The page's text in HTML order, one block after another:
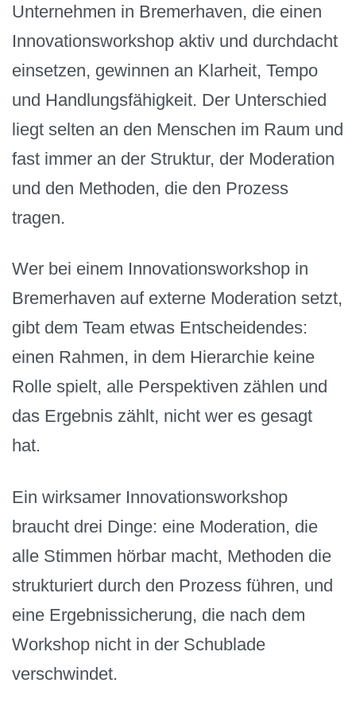
Unternehmen in Bremerhaven, die einen
Innovationsworkshop aktiv und durchdacht
einsetzen, gewinnen an Klarheit, Tempo
und Handlungsfähigkeit. Der Unterschied
liegt selten an den Menschen im Raum und
fast immer an der Struktur, der Moderation
und den Methoden, die den Prozess
tragen.
Wer bei einem Innovationsworkshop in
Bremerhaven auf externe Moderation setzt,
gibt dem Team etwas Entscheidendes:
einen Rahmen, in dem Hierarchie keine
Rolle spielt, alle Perspektiven zählen und
das Ergebnis zählt, nicht wer es gesagt
hat.
Ein wirksamer Innovationsworkshop
braucht drei Dinge: eine Moderation, die
alle Stimmen hörbar macht, Methoden die
strukturiert durch den Prozess führen, und
eine Ergebnissicherung, die nach dem
Workshop nicht in der Schublade
verschwindet.